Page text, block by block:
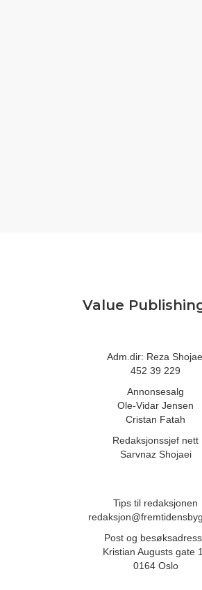
Value
Adm.dir: Reza
452 39 229
Annonsesalg
Ole-Vidar Jensen
Cristan Fatah
Redaksjonssjef nett
Sarvnaz Shojaei
Tips til redaksjonen
Post og
Kristian Augusts gate
0164 Oslo